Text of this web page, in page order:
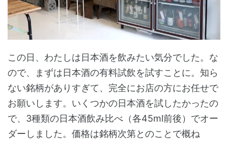
この日、わたしは日本酒を飲みたい気分でした。な
ので、まずは日本酒の有料試飲を試すことに。知ら
ない銘柄がありすぎて、完全にお店の方にお任せで
お願いします。いくつかの日本酒を試したかったの
で、3種類の日本酒飲み比べ（各45ml前後）でオー
ダーしました。価格は銘柄次第とのことで概ね